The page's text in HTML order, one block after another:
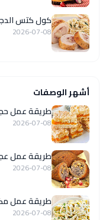
كول كتس
2026-07-08
أشهر الوصفات
طريقة عمل
2026-07-08
طريقة عمل
2026-07-08
طريقة عمل
2026-07-08